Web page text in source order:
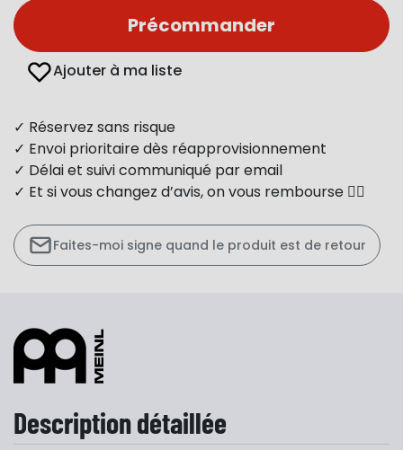
Précommander
Ajouter à ma liste
✓ Réservez sans risque
✓ Envoi prioritaire dès réapprovisionnement
✓ Délai et suivi communiqué par email
✓ Et si vous changez d’avis, on vous rembourse 👍🏻
Faites-moi signe quand le produit est de retour
Description détaillée